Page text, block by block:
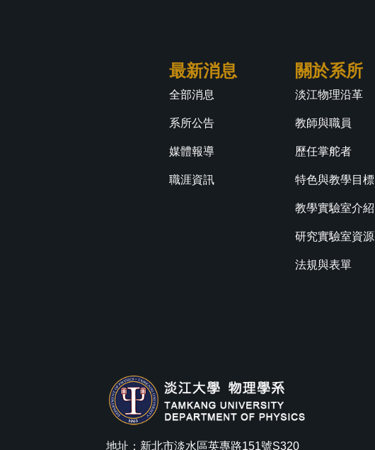
最新消息
全部消息
系所公告
媒體報導
職涯資訊
關於系所
淡江物理沿革
教師與職員
歷任掌舵者
特色與教學目標
教學實驗室介紹
研究實驗室資源
法規與表單
地址：新北市淡水區英專路151號S320